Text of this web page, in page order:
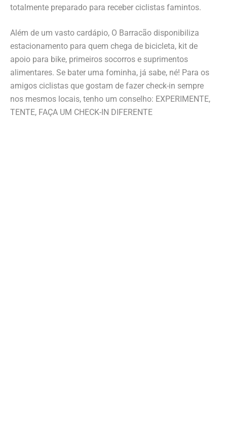
totalmente preparado para receber ciclistas famintos.
Além de um vasto cardápio, O Barracão disponibiliza
estacionamento para quem chega de bicicleta, kit de
apoio para bike, primeiros socorros e suprimentos
alimentares. Se bater uma fominha, já sabe, né! Para os
amigos ciclistas que gostam de fazer check-in sempre
nos mesmos locais, tenho um conselho: EXPERIMENTE,
TENTE, FAÇA UM CHECK-IN DIFERENTE